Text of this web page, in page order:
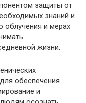
защиты от
знаний и
облучения и мерах
жизни.
обеспечения
и